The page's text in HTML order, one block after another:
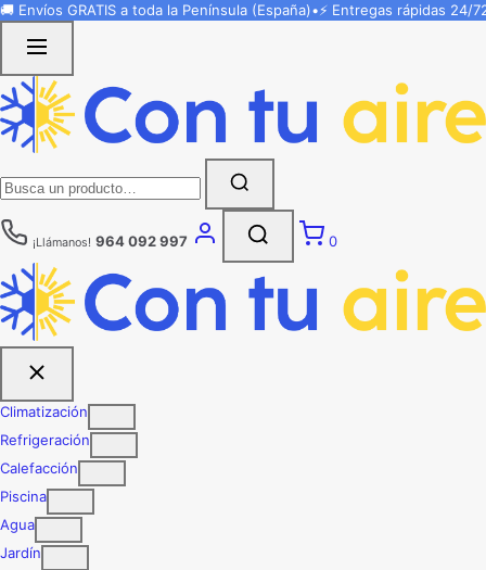
Saltar
contenido
🚚 Envíos GRATIS a toda la Península (España)•⚡ Entregas rápidas 24/
¡Llámanos! 964 092 997 0
Climatización
Refrigeración
Calefacción
Piscina
Agua
Jardín